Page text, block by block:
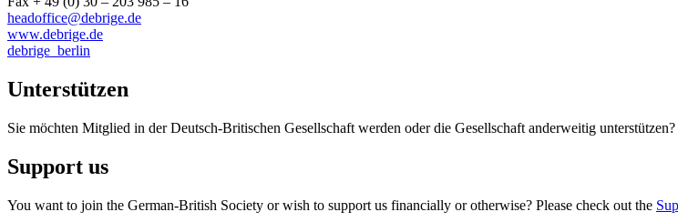
headoffice@debrige.de
www.debrige.de
debrige_berlin
Unterstützen
Sie möchten Mitglied in der Deutsch-Britischen Gesellschaft werden oder die Gesellschaft anderweitig
Support us
You want to join the German-British Society or wish to support us financially or otherwise? Please check out the